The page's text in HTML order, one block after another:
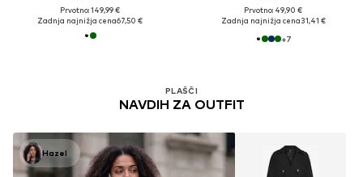
Prvotno: 149,99 €
Zadnja najnižja cena67,50 €
Prvotno: 49,90 €
Zadnja najnižja cena31,41 €
+7
PLAŠČI
NAVDIH ZA OUTFIT
Hazel